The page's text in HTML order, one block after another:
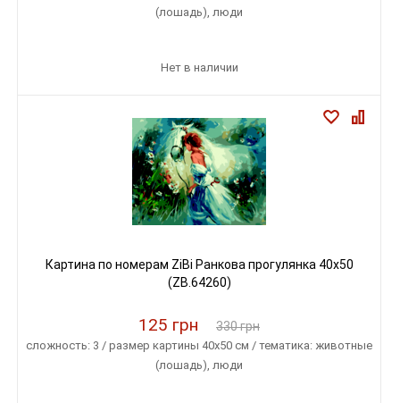
(лошадь), люди
Нет в наличии
Картина по номерам ZiBi Ранкова прогулянка 40x50
(ZB.64260)
125 грн 330 грн
сложность: 3 / размер картины 40х50 см / тематика: животные
(лошадь), люди